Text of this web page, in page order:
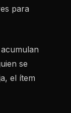
para
se
el ítem